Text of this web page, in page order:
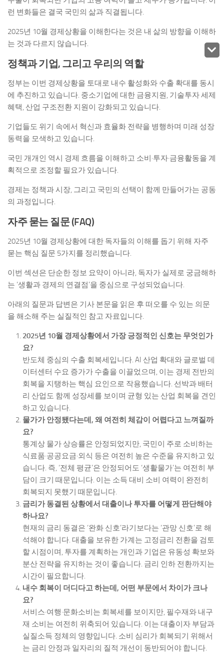
런 변화들은 결국 국민의 삶과 직결됩니다.
2025년 10월 경제상황을 이해한다는 것은 내 삶의 방향을 이해하
는 것과 다르지 않습니다.
정책과 기업, 그리고 우리의 역할
정부는 이번 경제상황을 토대로 내수 활성화와 수출 확대를 동시
에 추진하고 있습니다. 중소기업에 대한 금융지원, 기술투자 세제
혜택, 산업 구조전환 지원이 강화되고 있습니다.
기업들도 위기 속에서 혁신과 효율화 전략을 병행하며 미래 성장
동력을 모색하고 있습니다.
국민 개개인 역시 경제 흐름을 이해하고 소비·투자·금융활동을 계
획적으로 조정할 필요가 있습니다.
경제는 정책과 시장, 그리고 국민의 선택이 함께 만들어가는 공동
의 과정입니다.
자주 묻는 질문 (FAQ)
2025년 10월 경제상황에 대한 독자들의 이해를 돕기 위해 자주
묻는 핵심 질문 5가지를 정리했습니다.
이번 섹션은 단순한 정보 요약이 아니라, 독자가 실제로 궁금해하
는 ‘생활과 경제의 연결점’을 중심으로 구성되었습니다.
아래의 질문과 답변은 기사 본문을 읽은 후 떠오를 수 있는 의문
을 해소해 주는 실질적인 참고 자료입니다.
2025년 10월 경제상황에서 가장 긍정적인 신호는 무엇인가
요?
반도체 중심의 수출 회복세입니다. AI 산업 확대와 글로벌 데
이터센터 수요 증가가 수출을 이끌었으며, 이는 경제 전반의
회복을 지탱하는 핵심 요인으로 작용했습니다. 선박과 배터
리 산업도 함께 성장세를 보이며 균형 있는 산업 회복을 견인
하고 있습니다.
물가가 안정됐다는데, 왜 여전히 체감이 어렵다고 느껴질까
요?
통계상 물가 상승률은 안정되었지만, 국민이 주로 소비하는
식료품·공공요금·외식 등은 여전히 높은 수준을 유지하고 있
습니다. 즉, ‘전체 평균’은 안정되어도 ‘생활물가’는 여전히 부
담이 크기 때문입니다. 이는 소득 대비 소비 여력이 완전히
회복되지 못했기 때문입니다.
금리가 동결된 상황에서 대출이나 투자를 어떻게 판단해야
하나요?
현재의 금리 동결은 ‘완화 신호’라기보다는 ‘관망 신호’로 해
석해야 합니다. 대출을 보유한 가계는 고정금리 전환을 검토
할 시점이며, 투자를 계획하는 개인과 기업은 유동성 확보와
분산 전략을 유지하는 것이 좋습니다. 금리 인하 전환까지는
시간이 필요합니다.
내수 회복이 더디다고 하는데, 어떤 부문에서 차이가 크나
요?
서비스·여행·문화소비는 회복세를 보이지만, 필수재와 내구
재 소비는 여전히 위축되어 있습니다. 이는 대출이자 부담과
실질소득 정체의 영향입니다. 소비 심리가 회복되기 위해서
는 금리 안정과 일자리의 질적 개선이 동반되어야 합니다.